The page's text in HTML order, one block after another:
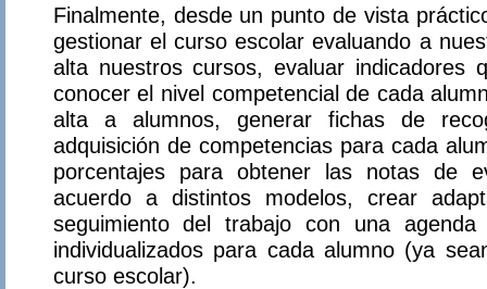
Finalmente, desde un punto de vista
gestionar el curso escolar evaluando a
alta nuestros cursos, evaluar indicadores
conocer el nivel competencial de cada
alta a alumnos, generar fichas de
adquisición de competencias para cada
porcentajes para obtener las notas de
acuerdo a distintos modelos, crear
seguimiento del trabajo con una
individualizados para cada alumno (ya
curso escolar).